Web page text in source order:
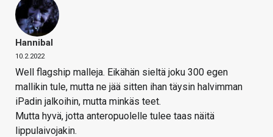
Hannibal
10.2.2022
Well flagship malleja. Eikähän sieltä joku 300 egen
mallikin tule, mutta ne jää sitten ihan täysin halvimman
iPadin jalkoihin, mutta minkäs teet.
Mutta hyvä, jotta anteropuolelle tulee taas näitä
lippulaivojakin.